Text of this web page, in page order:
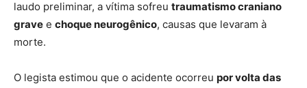
laudo preliminar, a vítima sofreu traumatismo craniano
grave e choque neurogênico, causas que levaram à
morte.
O legista estimou que o acidente ocorreu por volta das